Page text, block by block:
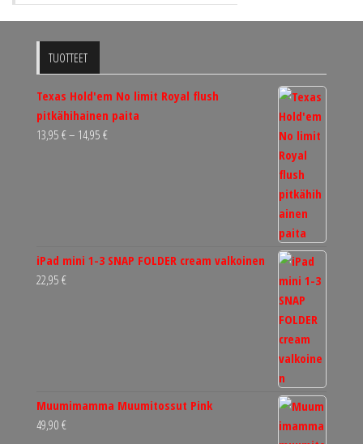
TUOTTEET
Texas Hold'em No limit Royal flush
pitkähihainen paita
13,95 €– 14,95 €Hintaluokka:
iPad mini 1-3 SNAP FOLDER cream valkoinen
22,95 €
Muumimamma Muumitossut Pink
49,90 €